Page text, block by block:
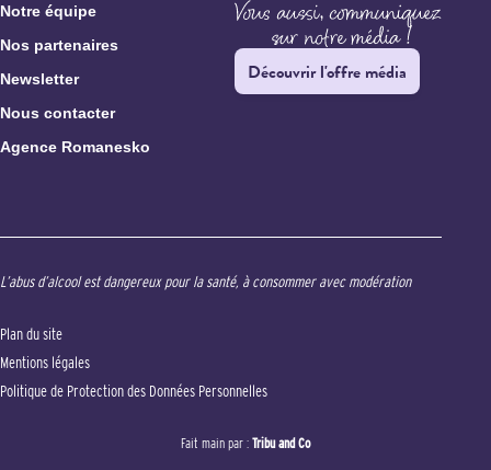
Notre équipe
Nos partenaires
Newsletter
Nous contacter
Agence Romanesko
Découvrir l'offre média
L’abus d’alcool est dangereux pour la santé, à consommer avec modération
Plan du site
Mentions légales
Politique de Protection des Données Personnelles
Fait main par : Tribu and Co